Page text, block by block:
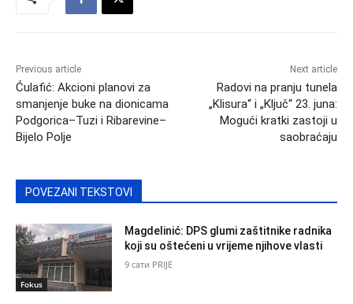
Previous article
Ćulafić: Akcioni planovi za
smanjenje buke na dionicama
Podgorica–Tuzi i Ribarevine–
Bijelo Polje
Next article
Radovi na pranju tunela
„Klisura“ i „Ključ“ 23. juna:
Mogući kratki zastoji u
saobraćaju
POVEZANI TEKSTOVI
Fokus
Magdelinić: DPS glumi zaštitnike radnika
koji su oštećeni u vrijeme njihove vlasti
9 сати PRIJE